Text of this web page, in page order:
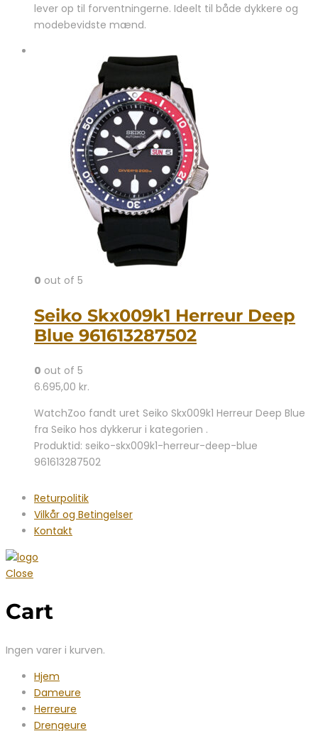
lever op til forventningerne. Ideelt til både dykkere og
modebevidste mænd.
0 out of 5
Seiko Skx009k1 Herreur Deep
Blue 961613287502
0 out of 5
6.695,00 kr.
WatchZoo fandt uret Seiko Skx009k1 Herreur Deep Blue
fra Seiko hos dykkerur i kategorien .
Produktid: seiko-skx009k1-herreur-deep-blue
961613287502
Returpolitik
Vilkår og Betingelser
Kontakt
Close
Cart
Ingen varer i kurven.
Hjem
Dameure
Herreure
Drengeure